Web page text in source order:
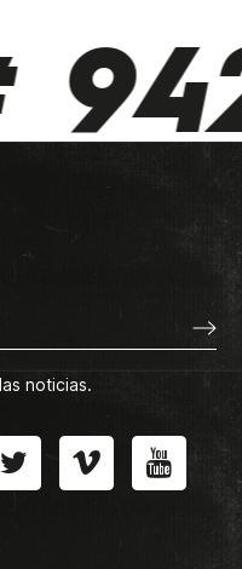
noticias.